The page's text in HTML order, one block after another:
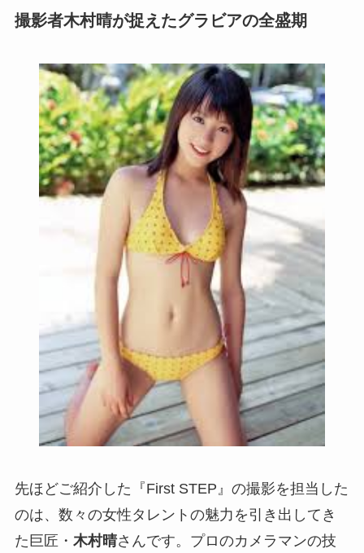
撮影者木村晴が捉えたグラビアの全盛期
先ほどご紹介した『First STEP』の撮影を担当した
のは、数々の女性タレントの魅力を引き出してき
た巨匠・ 木村晴さんです。プロのカメラマンの技